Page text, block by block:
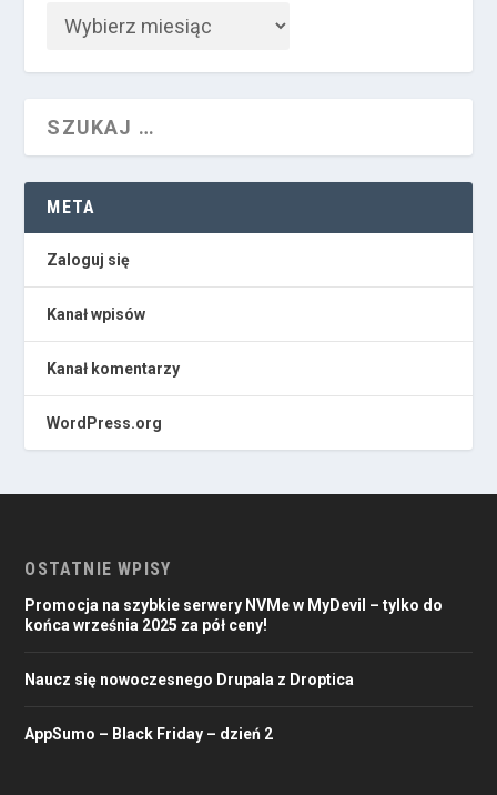
META
Zaloguj się
Kanał wpisów
Kanał komentarzy
WordPress.org
OSTATNIE WPISY
Promocja na szybkie serwery NVMe w MyDevil – tylko do
końca września 2025 za pół ceny!
Naucz się nowoczesnego Drupala z Droptica
AppSumo – Black Friday – dzień 2